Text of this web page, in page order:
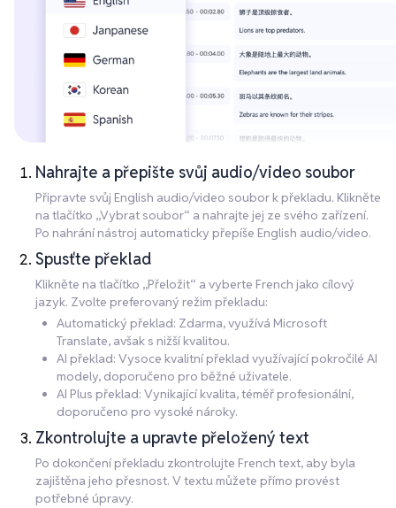
Nahrajte a přepište svůj audio/video soubor
Připravte svůj English audio/video soubor k překladu. Klikněte
na tlačítko „Vybrat soubor“ a nahrajte jej ze svého zařízení.
Po nahrání nástroj automaticky přepíše English audio/video.
Spusťte překlad
Klikněte na tlačítko „Přeložit“ a vyberte French jako cílový
jazyk. Zvolte preferovaný režim překladu:
Automatický překlad: Zdarma, využívá Microsoft
Translate, avšak s nižší kvalitou.
AI překlad: Vysoce kvalitní překlad využívající pokročilé AI
modely, doporučeno pro běžné uživatele.
AI Plus překlad: Vynikající kvalita, téměř profesionální,
doporučeno pro vysoké nároky.
Zkontrolujte a upravte přeložený text
Po dokončení překladu zkontrolujte French text, aby byla
zajištěna jeho přesnost. V textu můžete přímo provést
potřebné úpravy.